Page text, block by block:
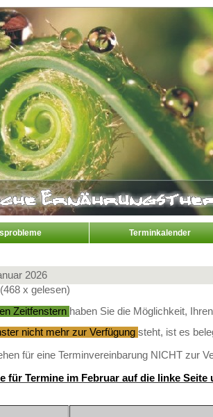
Terminkalender
2026
(468 x gelesen)
Zeitfenstern haben Sie die Möglichkeit,
nicht mehr zur Verfügung steht, ist es
für eine Terminvereinbarung NICHT zur
für Termine im Februar auf die linke Seite